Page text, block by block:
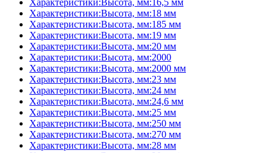
Характеристики:Высота, мм:16,5 мм
Характеристики:Высота, мм:18 мм
Характеристики:Высота, мм:185 мм
Характеристики:Высота, мм:19 мм
Характеристики:Высота, мм:20 мм
Характеристики:Высота, мм:2000
Характеристики:Высота, мм:2000 мм
Характеристики:Высота, мм:23 мм
Характеристики:Высота, мм:24 мм
Характеристики:Высота, мм:24,6 мм
Характеристики:Высота, мм:25 мм
Характеристики:Высота, мм:250 мм
Характеристики:Высота, мм:270 мм
Характеристики:Высота, мм:28 мм